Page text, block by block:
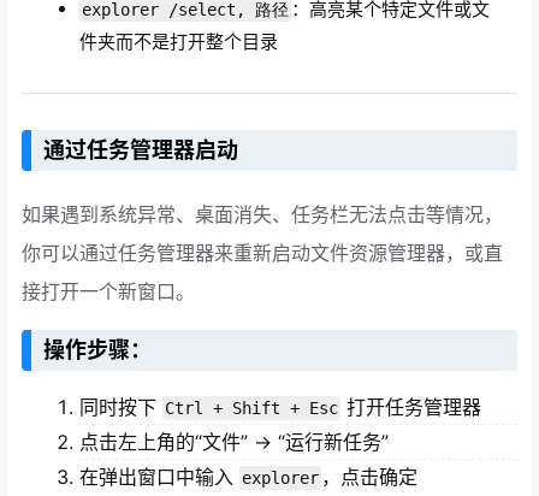
explorer /select, 路径 ：高亮某个特定文件或文
件夹而不是打开整个目录
通过任务管理器启动
如果遇到系统异常、桌面消失、任务栏无法点击等情况，
你可以通过任务管理器来重新启动文件资源管理器，或直
接打开一个新窗口。
操作步骤：
同时按下 Ctrl + Shift + Esc 打开任务管理器
点击左上角的“文件” → “运行新任务”
在弹出窗口中输入
explorer ，点击确定